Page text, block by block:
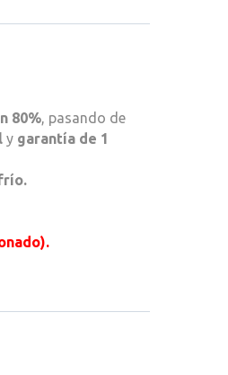
80%, pasando de
y garantía de 1